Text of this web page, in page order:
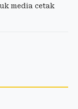
media cetak